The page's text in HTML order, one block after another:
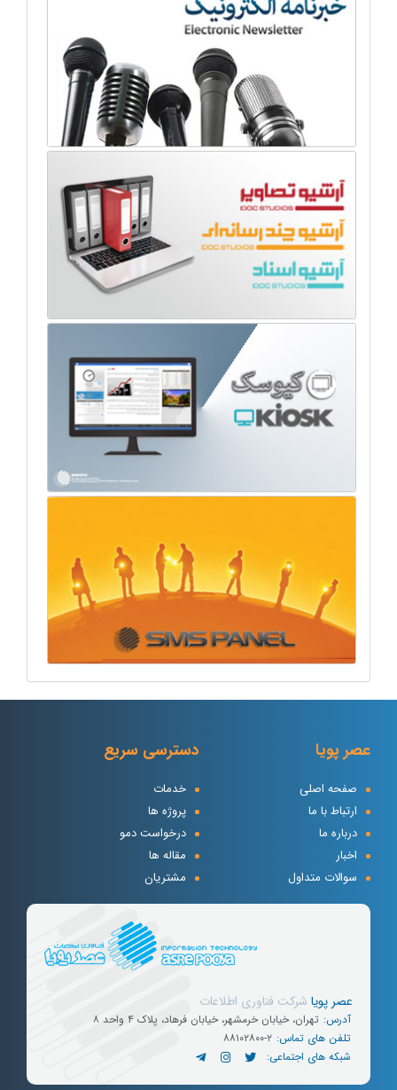
عصر پویا
صفحه اصلی
ارتباط با ما
درباره ما
اخبار
سوالات متداول
دسترسی سریع
خدمات
پروژه ها
درخواست دمو
مقاله ها
مشتریان
عصر پویا شرکت فناوری اطلاعات
آدرس: تهران، خیابان خرمشهر، خیابان فرهاد، پلاک ۴ واحد ۸
تلفن های تماس: ۸۸۱۰۲۸۰۰-۲
شبکه های اجتماعی: